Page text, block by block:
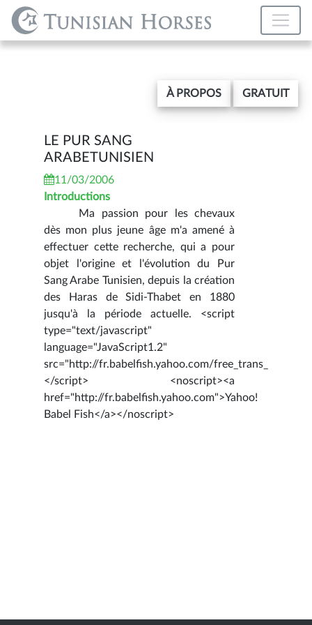
À PROPOS GRATUIT
LE PUR SANG
ARABETUNISIEN
11/03/2006
Introductions
Ma passion pour les chevaux
dès mon plus jeune âge m'a amené à
effectuer cette recherche, qui a pour
objet l'origine et l'évolution du Pur
Sang Arabe Tunisien, depuis la création
des Haras de Sidi-Thabet en 1880
jusqu'à la période actuelle. <script
type="text/javascript"
language="JavaScript1.2"
src="http://fr.babelfish.yahoo.com/free_trans_service/
</script> <noscript><a
href="http://fr.babelfish.yahoo.com">Yahoo!
Babel Fish</a></noscript>